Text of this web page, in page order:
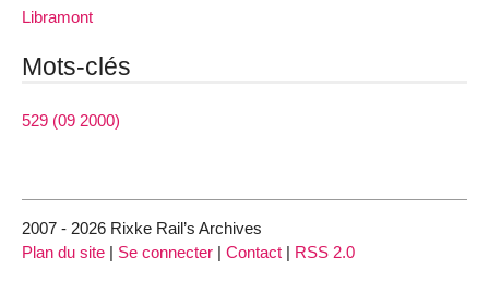
Libramont
Mots-clés
529 (09 2000)
2007 - 2026 Rixke Rail’s Archives
Plan du site | Se connecter | Contact | RSS 2.0